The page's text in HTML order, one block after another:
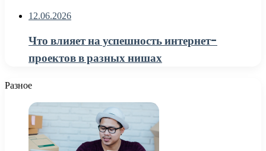
12.06.2026
Что влияет на успешность интернет-
проектов в разных нишах
Разное